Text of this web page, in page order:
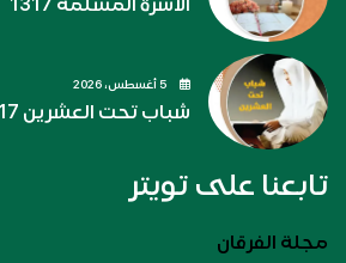
شباب تحت العشرين 1317
تابعنا على تويتر
مجلة الفرقان